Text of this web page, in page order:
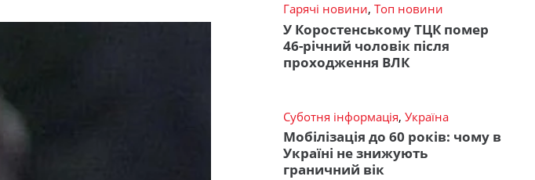
Гарячі новини, Топ новини
У Коростенському ТЦК помер
46-річний чоловік після
проходження ВЛК
Суботня інформація, Україна
Мобілізація до 60 років: чому в
Україні не знижують
граничний вік